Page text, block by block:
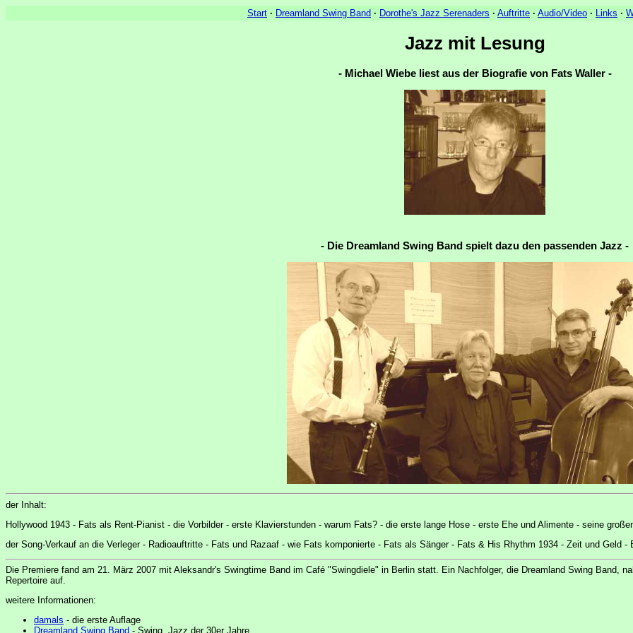
Start · Dreamland Swing Band · Dorothe's Jazz Serenaders · Auftritte · Audio/Video · Links ·
Jazz mit Lesung
- Michael Wiebe liest aus der Biografie von Fats Waller -
- Die Dreamland Swing Band spielt dazu den passenden Jazz -
der Inhalt:
Hollywood 1943 - Fats als Rent-Pianist - die Vorbilder - erste Klavierstunden - warum Fats? - die erste lange Hose - erste Ehe und Alimente - seine
der Song-Verkauf an die Verleger - Radioauftritte - Fats und Razaaf - wie Fats komponierte - Fats als Sänger - Fats & His Rhythm 1934 - Zeit und Geld -
Die Premiere fand am 21. März 2007 mit Aleksandr's Swingtime Band im Café "Swingdiele" in Berlin statt. Ein Nachfolger, die Dreamland Swing Band,
Repertoire auf.
weitere Informationen:
damals - die erste Auflage
Dreamland Swing Band - Swing, Jazz der 30er Jahre